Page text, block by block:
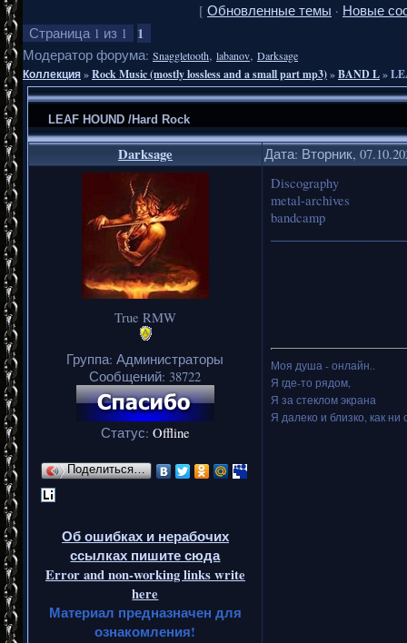
[ Обновленные темы · Новые
Страница 1 из 1 1
Модератор форума: Snaggletooth, labanov, Darksage
Коллекция»Rock Music (mostly lossless and a small part mp3)»BAND L»
LEAF HOUND /Hard Rock
Darksage Дата: Вторник,
True RMW
Группа: Администраторы
Сообщений: 38722
Статус: Offline
Поделиться…
Об ошибках и нерабочих
ссылках пишите сюда
Error and non-working links write
here
Материал предназначен для
ознакомления!
Discography
metal-archives
bandcamp
Моя душа - онлайн..
Я где-то рядом,
Я за стеклом экрана
Я далеко и близко, как ни